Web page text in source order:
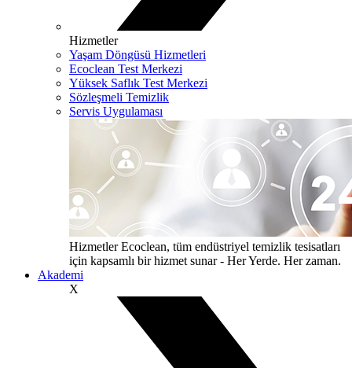
Hizmetler
Yaşam Döngüsü Hizmetleri
Ecoclean Test Merkezi
Yüksek Saflık Test Merkezi
Sözleşmeli Temizlik
Servis Uygulaması
HizmetlerEcoclean, tüm endüstriyel temizlik tesisatları
için kapsamlı bir hizmet sunar - Her Yerde. Her zaman.
Akademi
X